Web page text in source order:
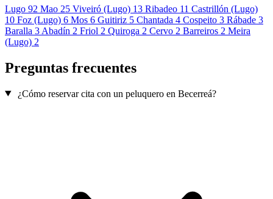
Lugo 92 Mao 25 Viveiró (Lugo) 13 Ribadeo 11 Castrillón (Lugo)
10 Foz (Lugo) 6 Mos 6 Guitiriz 5 Chantada 4 Cospeito 3 Rábade 3
Baralla 3 Abadín 2 Friol 2 Quiroga 2 Cervo 2 Barreiros 2 Meira
(Lugo) 2
Preguntas frecuentes
¿Cómo reservar cita con un peluquero en Becerreá?